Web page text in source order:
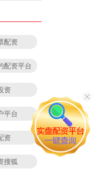
配资
配资平台
资
平台
资
搜狐